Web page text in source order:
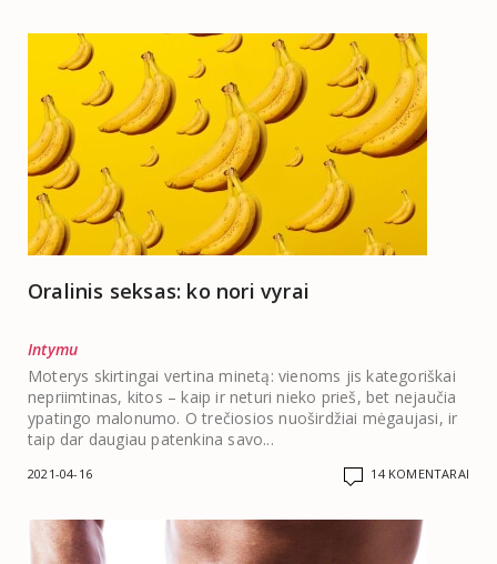
Oralinis seksas: ko nori vyrai
Intymu
Moterys skirtingai vertina minetą: vienoms jis kategoriškai
nepriimtinas, kitos – kaip ir neturi nieko prieš, bet nejaučia
ypatingo malonumo. O trečiosios nuoširdžiai mėgaujasi, ir
taip dar daugiau patenkina savo...
2021-04-16 14 KOMENTARAI